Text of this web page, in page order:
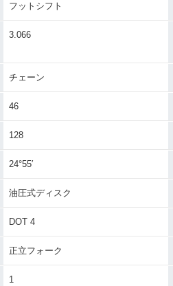
フットシフト
3.066
チェーン
46
128
24°55′
油圧式ディスク
DOT 4
正立フォーク
1